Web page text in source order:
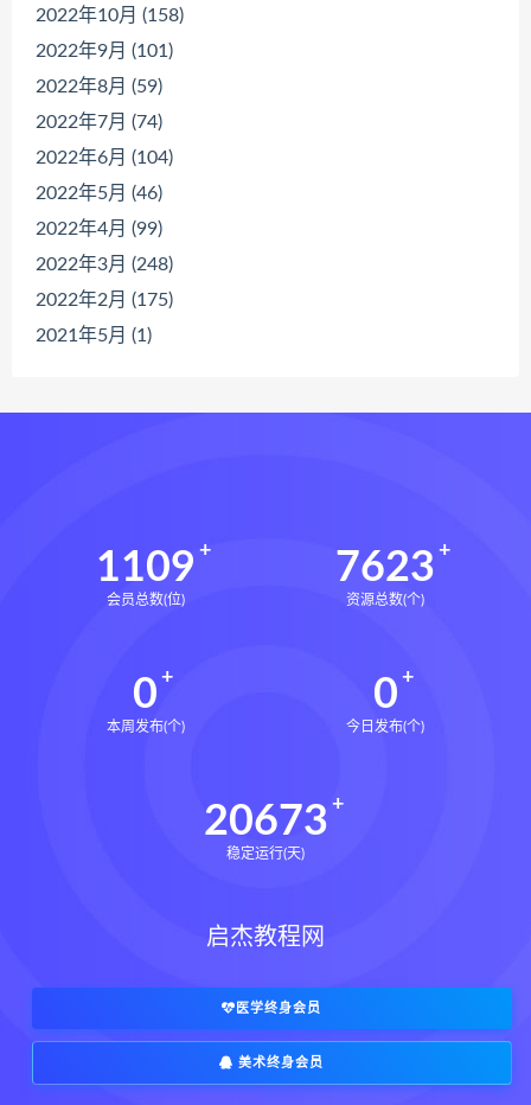
2022年10月 (158)
2022年9月 (101)
2022年8月 (59)
2022年7月 (74)
2022年6月 (104)
2022年5月 (46)
2022年4月 (99)
2022年3月 (248)
2022年2月 (175)
2021年5月 (1)
1109
会员总数(位)
7623
资源总数(个)
0
本周发布(个)
0
今日发布(个)
20673
稳定运行(天)
启杰教程网
医学终身会员
美术终身会员